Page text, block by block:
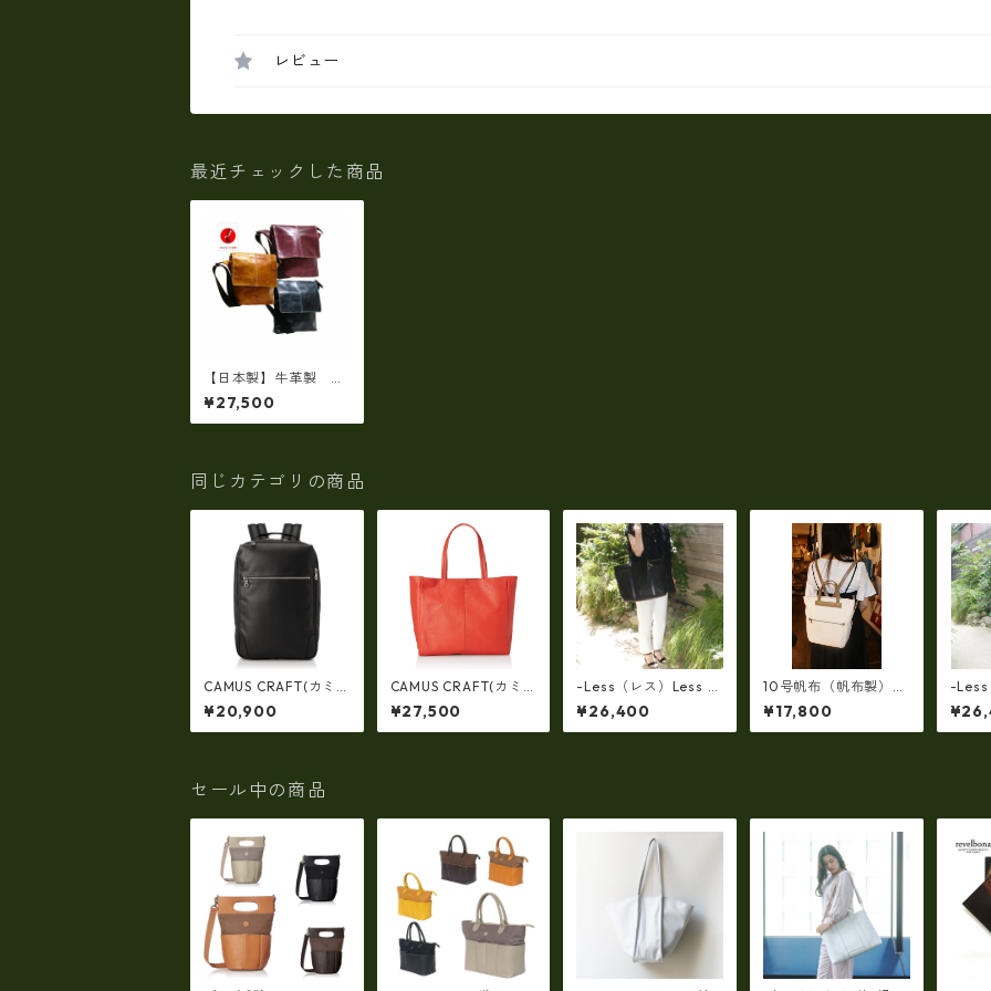
レビュー
最近チェックした商品
【日本製】牛革製 オ
イルレザー・斜め掛け
メッセンジャーショル
ダー Kw-01
¥27,500
同じカテゴリの商品
CAMUS CRAFT(カミ
ュクラフト) ビジネス
バッグ リュックサック
日本製 撥水 軽量 ユニ
¥20,900
CAMUS CRAFT(カミ
ュクラフト) ビジネス
バッグ トートバッグ
日本製 撥水 軽量 ユニ
¥27,500
-Less（レス）Less D
ESIGN(レスデザイン)S
carred Texture（牛
革）斜め掛け＆多機能
¥26,400
10号帆布（帆布製）M
a h L 革コンビ・リュ
ック 7M2-1144
¥17,800
-Less
革）
セール中の商品